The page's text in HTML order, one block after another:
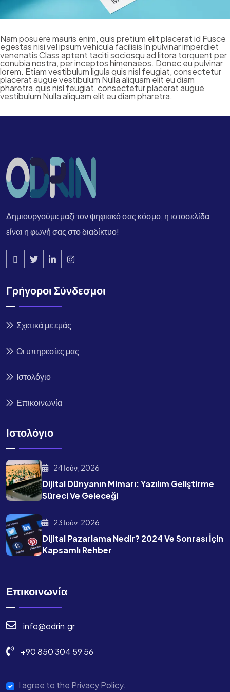
Nam posuere mauris enim, quis pretium elit placerat id Fusce
egestas nisi vel ipsum vehicula facilisis In pulvinar imperdiet
venenatis Class aptent taciti sociosqu ad litora torquent per
conubia nostra, per inceptos himenaeos. Donec eu pulvinar
lorem. Etiam vestibulum ligula quis nisl feugiat, consectetur
placerat augue vestibulum Nulla aliquam elit eu diam
pharetra.quis nisl feugiat, consectetur placerat augue
vestibulum Nulla aliquam elit eu diam pharetra.
Δημιουργούμε μαζί τον ψηφιακό σας κόσμο, η ιστοσελίδα
είναι η φωνή σας στο διαδίκτυο!
Γρήγοροι Σύνδεσμοι
Σχετικά με εμάς
Οι υπηρεσίες μας
Ιστολόγιο
Επικοινωνία
Ιστολόγιο
24 Ιούν, 2026
Dijital Dünyanın Mimarı: Yazılım Geliştirme
Süreci Ve Geleceği
23 Ιούν, 2026
Dijital Pazarlama Nedir? 2024 Ve Sonrası İçin
Kapsamlı Rehber
Επικοινωνία
info@odrin.gr
+90 850 304 59 56
I agree to the Privacy Policy.